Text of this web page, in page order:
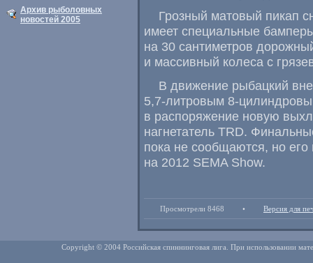
Архив рыболовных
новостей 2005
Грозный матовый пикап
имеет специальные
на 30 сантиметров
и массивный колеса с
В движение рыбацкий
5,7-литровым 8-
в распоряжение новую
нагнетатель TRD.
пока не сообщаются, но его
на 2012 SEMA Show.
Просмотрели 8468 • Версия для
Copyright © 2004 Российская спиннинговая лига. При использовании